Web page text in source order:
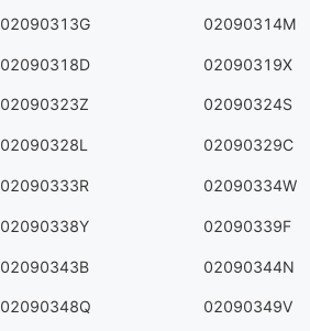
02090313G 02090314M
02090318D 02090319X
02090323Z 02090324S
02090328L 02090329C
02090333R 02090334W
02090338Y 02090339F
02090343B 02090344N
02090348Q 02090349V